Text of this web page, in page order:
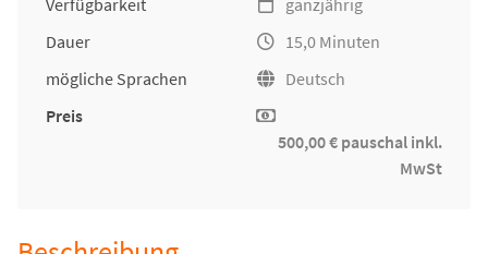
Verfügbarkeit
ganzjährig
Dauer
15,0 Minuten
mögliche Sprachen
Deutsch
Preis
500,00 € pauschal inkl.
MwSt